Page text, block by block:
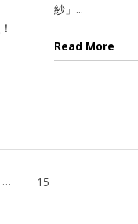
紗」...
Read More
… 15